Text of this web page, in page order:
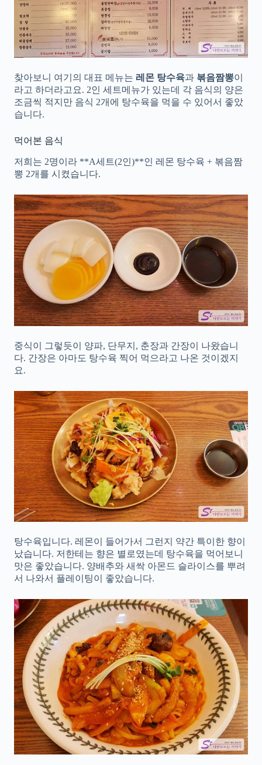
찾아보니 여기의 대표 메뉴는 레몬 탕수육과 볶음짬뽕이
라고 하더라고요. 2인 세트메뉴가 있는데 각 음식의 양은
조금씩 적지만 음식 2개에 탕수육을 먹을 수 있어서 좋았
습니다.
먹어본 음식
저희는 2명이라 **A세트(2인)**인 레몬 탕수육 + 볶음짬
뽕 2개를 시켰습니다.
중식이 그렇듯이 양파, 단무지, 춘장과 간장이 나왔습니
다. 간장은 아마도 탕수육 찍어 먹으라고 나온 것이겠지
요.
탕수육입니다. 레몬이 들어가서 그런지 약간 특이한 향이
났습니다. 저한테는 향은 별로였는데 탕수육을 먹어보니
맛은 좋았습니다. 양배추와 새싹 아몬드 슬라이스를 뿌려
서 나와서 플레이팅이 좋았습니다.